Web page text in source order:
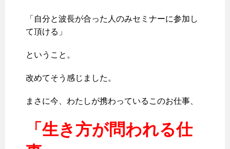
「自分と波長が合った人のみセミナーに参加し
て頂ける」
ということ。
改めてそう感じました。
まさに今、わたしが携わっているこのお仕事、
「生き方が問われる仕